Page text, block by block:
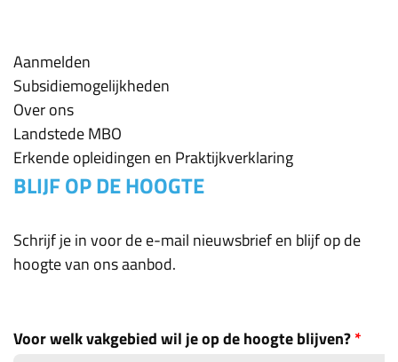
Aanmelden
Subsidiemogelijkheden
Over ons
Landstede MBO
Erkende opleidingen en Praktijkverklaring
BLIJF OP DE HOOGTE
Schrijf je in voor de e-mail nieuwsbrief en blijf op de
hoogte van ons aanbod.
Voor welk vakgebied wil je op de hoogte blijven?*